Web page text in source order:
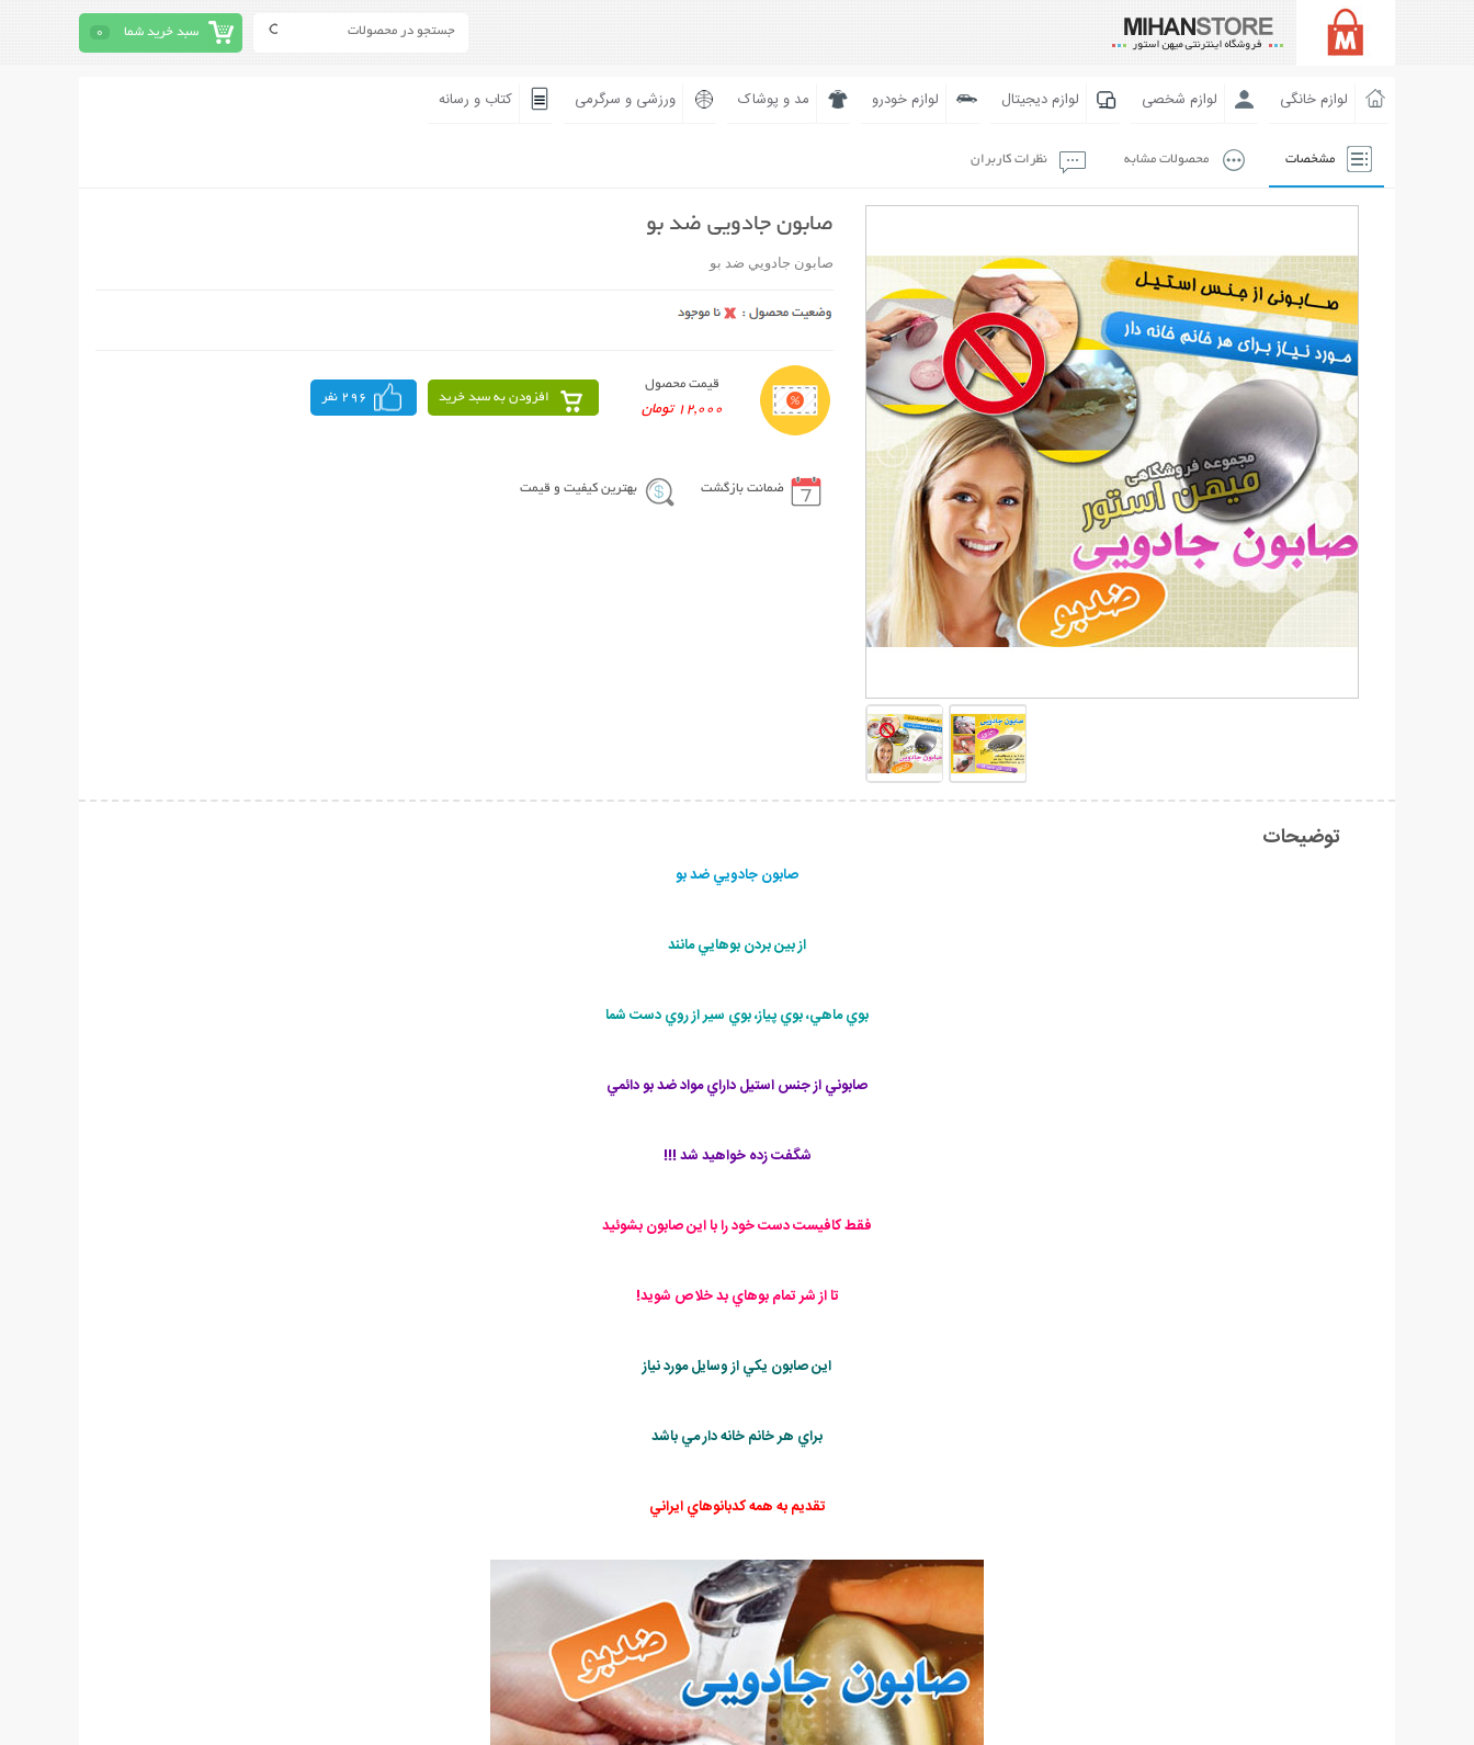
سبد خرید شما 0
لوازم خانگی لوازم شخصی لوازم دیجیتال لوازم خودرو مد و پوشاک ورزشی و سرگرمی کتاب و رسانه
مشخصات محصولات مشابه نظرات کاربران
صابون جادويي ضد بو
صابون جادويي ضد بو
قیمت محصول
12,000 تومان
افزودن به سبد خرید 296 نفر
ضمانت بازگشت بهترین کیفیت و قیمت
توضیحات
صابون جادويي ضد بو
از بين بردن بوهايي مانند
بوي ماهي، بوي پياز، بوي سير از روي دست شما
صابوني از جنس استيل داراي مواد ضد بو دائمي
شگفت زده خواهيد شد !!!
فقط كافيست دست خود را با اين صابون بشوئيد
تا از شر تمام بوهاي بد خلاص شويد!
اين صابون يكي از وسايل مورد نياز
براي هر خانم خانه دار مي باشد
تقديم به همه كدبانوهاي ايراني